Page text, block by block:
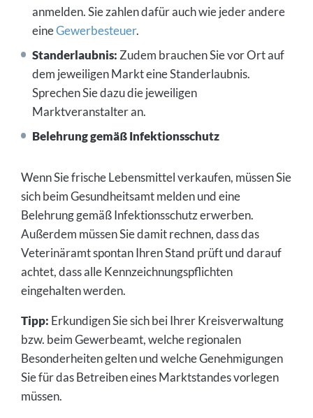
anmelden. Sie zahlen dafür auch wie jeder andere
eineGewerbesteuer.
Standerlaubnis: Zudem brauchen Sie vor Ort auf
dem jeweiligen Markt eine Standerlaubnis.
Sprechen Sie dazu die jeweiligen
Marktveranstalter an.
Belehrung gemäß Infektionsschutz
Wenn Sie frische Lebensmittel verkaufen, müssen Sie
sich beim Gesundheitsamt melden und eine
Belehrung gemäß Infektionsschutz erwerben.
Außerdem müssen Sie damit rechnen, dass das
Veterinäramt spontan Ihren Stand prüft und darauf
achtet, dass alle Kennzeichnungspflichten
eingehalten werden.
Tipp: Erkundigen Sie sich bei Ihrer Kreisverwaltung
bzw. beim Gewerbeamt, welche regionalen
Besonderheiten gelten und welche Genehmigungen
Sie für das Betreiben eines Marktstandes vorlegen
müssen.